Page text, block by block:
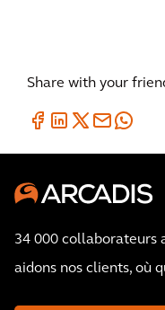
Share with your
34 000 collaborateurs
aidons nos clients, où